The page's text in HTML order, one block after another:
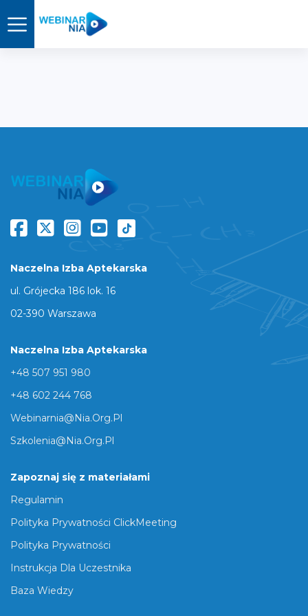
Naczelna Izba Aptekarska
ul. Grójecka 186 lok. 16
02-390 Warszawa
Naczelna Izba Aptekarska
+48 507 951 980
+48 602 244 768
Webinarnia@nia.org.pl
Szkolenia@nia.org.pl
Zapoznaj się z materiałami
Regulamin
Polityka Prywatności ClickMeeting
Polityka Prywatności
Instrukcja Dla Uczestnika
Baza Wiedzy